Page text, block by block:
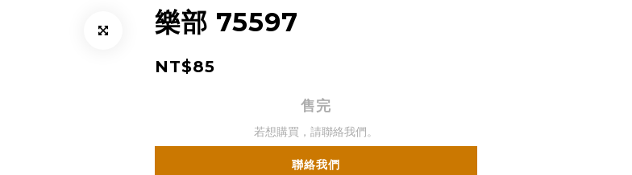
樂部 75597
NT$85
售完
若想購買，請聯絡我們。
聯絡我們